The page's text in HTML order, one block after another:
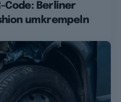
Code: Berliner
umkrempeln